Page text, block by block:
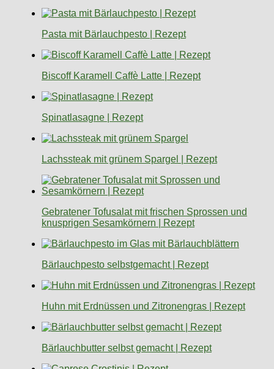
Pasta mit Bärlauchpesto | Rezept
Biscoff Karamell Caffè Latte | Rezept
Spinatlasagne | Rezept
Lachssteak mit grünem Spargel | Rezept
Gebratener Tofusalat mit frischen Sprossen und
knusprigen Sesamkörnern | Rezept
Bärlauchpesto selbstgemacht | Rezept
Huhn mit Erdnüssen und Zitronengras | Rezept
Bärlauchbutter selbst gemacht | Rezept